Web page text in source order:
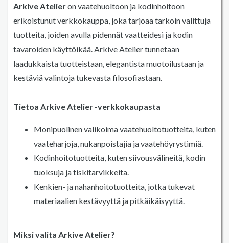
Arkive Atelieron vaatehuoltoon ja kodinhoitoon
erikoistunut verkkokauppa, joka tarjoaa tarkoin valittuja
tuotteita, joiden avulla pidennät vaatteidesi ja kodin
tavaroiden käyttöikää. Arkive Atelier tunnetaan
laadukkaista tuotteistaan, elegantista muotoilustaan ja
kestäviä valintoja tukevasta filosofiastaan.
Tietoa Arkive Atelier -verkkokaupasta
Monipuolinen valikoima vaatehuoltotuotteita, kuten
vaateharjoja, nukanpoistajia ja vaatehöyrystimiä.
Kodinhoitotuotteita, kuten siivousvälineitä, kodin
tuoksuja ja tiskitarvikkeita.
Kenkien- ja nahanhoitotuotteita, jotka tukevat
materiaalien kestävyyttä ja pitkäikäisyyttä.
Miksi valita Arkive Atelier?